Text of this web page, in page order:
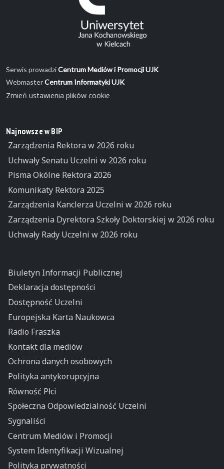
Serwis prowadziCentrum Mediów i Promocji UJK
WebmasterCentrum Informatyki UJK
Zmień ustawienia plików cookie
Najnowsze w BIP
Zarządzenia Rektora w 2026 roku
Uchwały Senatu Uczelni w 2026 roku
Pisma Okólne Rektora 2026
Komunikaty Rektora 2025
Zarządzenia Kanclerza Uczelni w 2026 roku
Zarządzenia Dyrektora Szkoły Doktorskiej w 2026 roku
Uchwały Rady Uczelni w 2026 roku
Biuletyn Informacji Publicznej
Deklaracja dostępności
Dostępność Uczelni
Europejska Karta Naukowca
Radio Fraszka
Kontakt dla mediów
Ochrona danych osobowych
Polityka antykorupcyjna
Równość Płci
Społeczna Odpowiedzialność Uczelni
Sygnaliści
Centrum Mediów i Promocji
System Identyfikacji Wizualnej
Polityka prywatności